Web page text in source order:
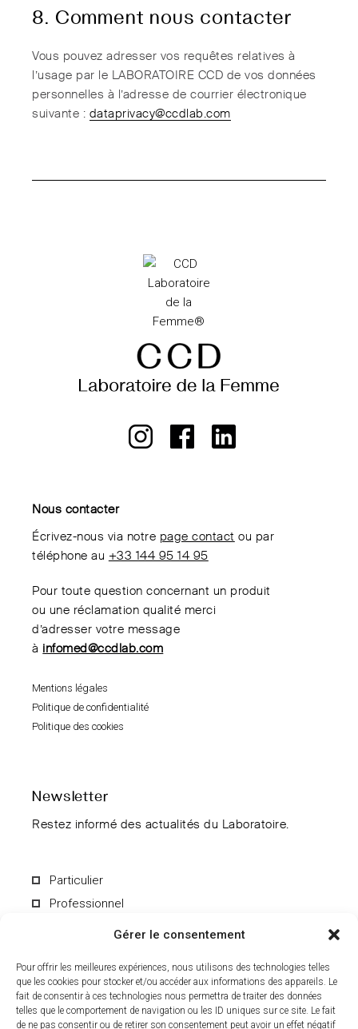
Gérer le consentement
Pour offrir les meilleures expériences, nous utilisons des technologies telles
que les cookies pour stocker et/ou accéder aux informations des appareils. Le
fait de consentir à ces technologies nous permettra de traiter des données
telles que le comportement de navigation ou les ID uniques sur ce site. Le fait
de ne pas consentir ou de retirer son consentement peut avoir un effet négatif
8. Comment nous contacter
Vous pouvez adresser vos requêtes relatives à
l’usage par le LABORATOIRE CCD de vos données
personnelles à l’adresse de courrier électronique
suivante : dataprivacy@ccdlab.com
Nous contacter
Écrivez-nous via notre page contact ou par
téléphone au +33 144 95 14 95
Pour toute question concernant un produit
ou une réclamation qualité merci
d’adresser votre message
à infomed@ccdlab.com
Mentions légales
Politique de confidentialité
Politique des cookies
Newsletter
Restez informé des actualités du Laboratoire.
Particulier
Professionnel
En soumettant le formulaire, vous acceptez de recevoir par e-mail les
informations du Laboratoire CCD. Vous pouvez vous désinscrire à
tout moment. Pour en savoir plus sur le traitement de vos données